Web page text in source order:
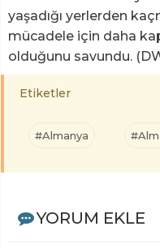
yaşadığı yerlerden
mücadele için daha
olduğunu savundu.
Etiketler
#Almanya
YORUM EKLE